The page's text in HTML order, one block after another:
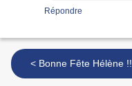
Répondre
< Bonne Fête Hélène !!